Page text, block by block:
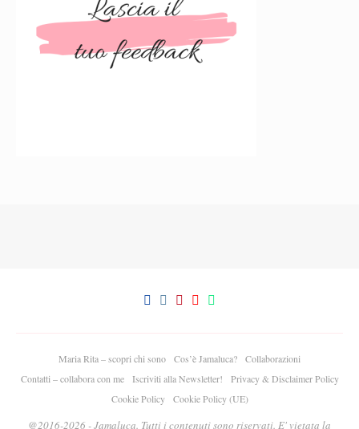
Maria Rita – scopri chi sono Cos’è Jamaluca?
Collaborazioni
Contatti – collabora con me
Iscriviti alla Newsletter!
Privacy & Disclaimer Policy
Cookie Policy
Cookie Policy (UE)
@2016-2026 - Jamaluca. Tutti i contenuti sono riservati. E' vietata la